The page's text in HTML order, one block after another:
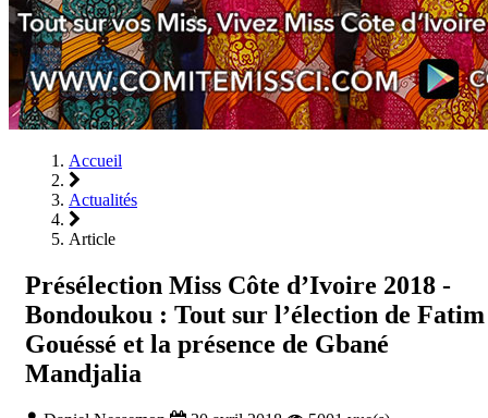
Accueil
Actualités
Article
Présélection Miss Côte d’Ivoire 2018 -
Bondoukou : Tout sur l’élection de Fatim
Gouéssé et la présence de Gbané
Mandjalia